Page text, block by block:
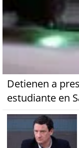
Detienen a
estudiante en